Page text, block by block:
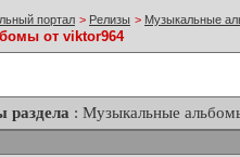
портал > Релизы > Музыкальные
от viktor964
раздела : Музыкальные